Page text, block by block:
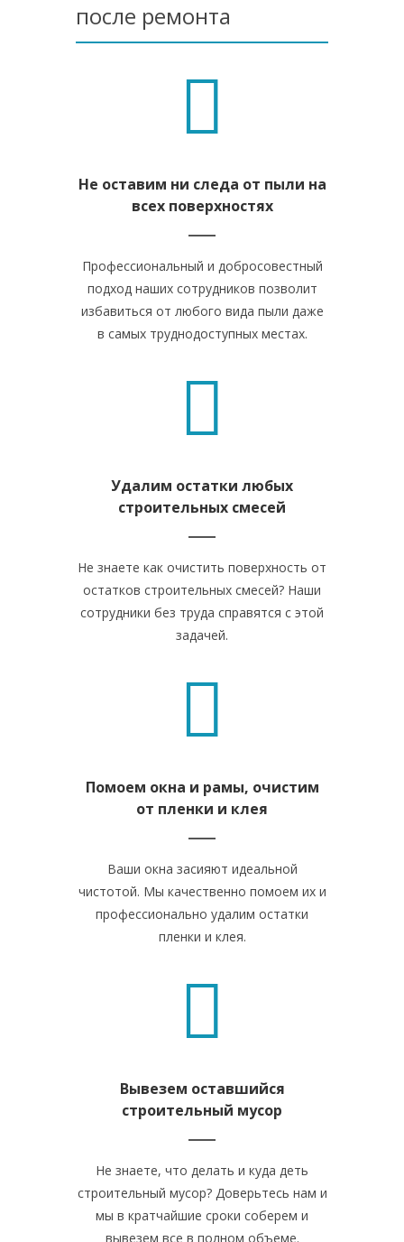
после ремонта
Не оставим ни следа от пыли на
всех поверхностях
Профессиональный и добросовестный
подход наших сотрудников позволит
избавиться от любого вида пыли даже
в самых труднодоступных местах.
Удалим остатки любых
строительных смесей
Не знаете как очистить поверхность от
остатков строительных смесей? Наши
сотрудники без труда справятся с этой
задачей.
Помоем окна и рамы, очистим
от пленки и клея
Ваши окна засияют идеальной
чистотой. Мы качественно помоем их и
профессионально удалим остатки
пленки и клея.
Вывезем оставшийся
строительный мусор
Не знаете, что делать и куда деть
строительный мусор? Доверьтесь нам и
мы в кратчайшие сроки соберем и
вывезем все в полном объеме.